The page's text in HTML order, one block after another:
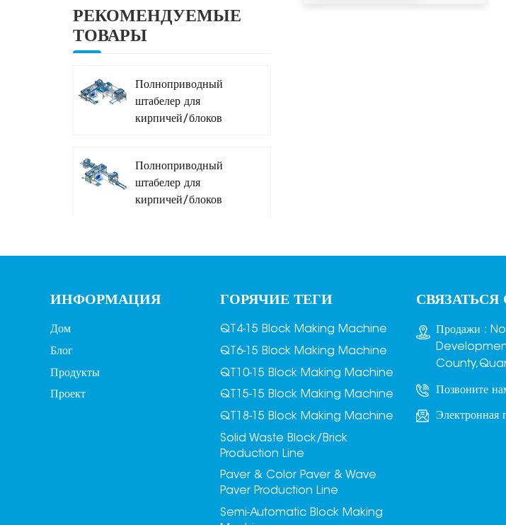
размещается отдельно рядом с
Для хорошо затвердевших
изделий штабелирование может
производиться на месте или
подключаться к линии по
производству блоков для
обеспечения штабелирования в
режиме реального времени.
РЕКОМЕНДУЕМЫЕ
ТОВАРЫ
Полноприводный
штабелер для
кирпичей/блоков
Полноприводный
штабелер для
кирпичей/блоков
MDJ-Z1200C
ИНФОРМАЦИЯ
Дом
Блог
Продукты
Проект
ГОРЯЧИЕ ТЕГИ
QT4-15 Block Making Machine
QT6-15 Block Making Machine
QT10-15 Block Making Machine
QT15-15 Block Making Machine
QT18-15 Block Making Machine
Solid Waste Block/Brick
Production Line
Paver & Color Paver & Wave
Paver Production Line
Semi-Automatic Block Making
Продажи :
Позвоните
Электронная